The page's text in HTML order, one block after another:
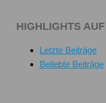
HIGHLIGHTS
Letzte Beiträge
Beliebte Beiträge